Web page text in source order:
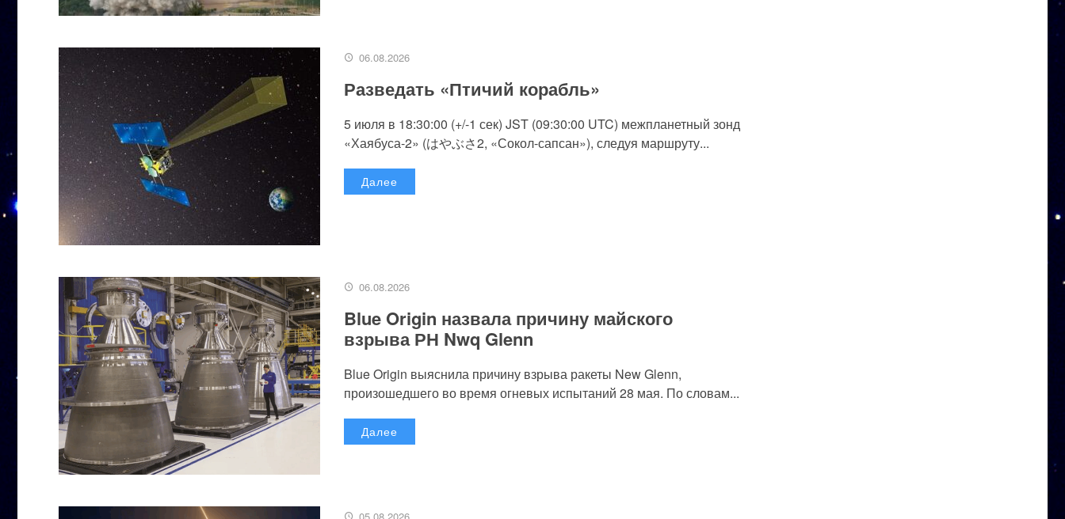
06.08.2026
Разведать «Птичий корабль»
5 июля в 18:30:00 (+/-1 сек) JST (09:30:00 UTC) межпланетный зонд
«Хаябуса-2» (はやぶさ2, «Сокол-сапсан»), следуя маршруту...
Далее
06.08.2026
Blue Origin назвала причину майского
взрыва РН Nwq Glenn
Blue Origin выяснила причину взрыва ракеты New Glenn,
произошедшего во время огневых испытаний 28 мая. По словам...
Далее
05.08.2026